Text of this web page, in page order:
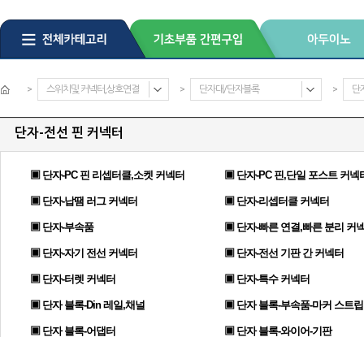
> 스위치및 커넥터,상호연결 > 단자대/단자블록 > 단
단자-전선 핀 커넥터
▣ 단자-PC 핀 리셉터클,소켓 커넥터 ▣ 단자-PC 핀,단일 포스트 커넥
▣ 단자-납땜 러그 커넥터 ▣ 단자-리셉터클 커넥터
▣ 단자-부속품 ▣ 단자-빠른 연결,빠른 분리 커
▣ 단자-자기 전선 커넥터 ▣ 단자-전선 기판 간 커넥터
▣ 단자-터렛 커넥터 ▣ 단자-특수 커넥터
▣ 단자 블록-Din 레일,채널 ▣ 단자 블록-부속품-마커 스트립
▣ 단자 블록-어댑터 ▣ 단자 블록-와이어-기판